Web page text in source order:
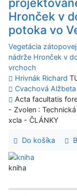
Hronček v
potoka vo
Vegetácia
nádrže Hronček v
vrchoch
Hrivnák Richard
Cvachová Alžbeta
Acta facultatis
- Zvolen :
xcla - ČLÁNKY
Do košíka
kniha